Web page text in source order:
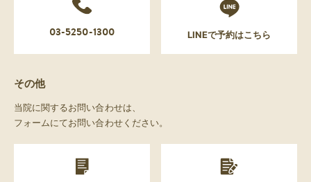
03-5250-1300 LINEで予約はこちら
その他
当院に関するお問い合わせは、
フォームにてお問い合わせください。